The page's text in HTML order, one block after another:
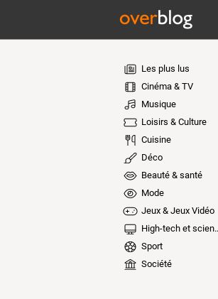
Les plus lus
Cinéma & TV
Musique
Loisirs & Culture
Cuisine
Déco
Beauté & santé
Mode
Jeux & Jeux Vidéo
High-tech et sciences
Sport
Société